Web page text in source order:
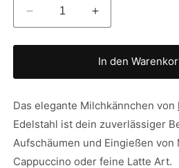
Verringere
die
Menge
Bricco
Erhöhe
die
Menge
für
Bricco
In den
Das elegante Milchkännchen von
Edelstahl ist dein zuverlässiger
Aufschäumen und Eingießen von
Cappuccino oder feine Latte Art.